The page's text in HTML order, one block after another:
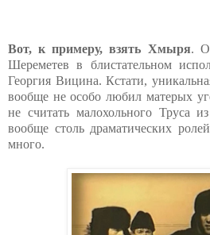
Вот, к примеру, взять Хмыря.
Шереметев в блистательном
Георгия Вицина. Кстати,
вообще не особо любил матерых
не считать малохольного Труса
вообще столь драматических
много.